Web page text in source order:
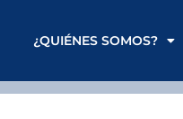
¿QUIÉNES SOMOS?